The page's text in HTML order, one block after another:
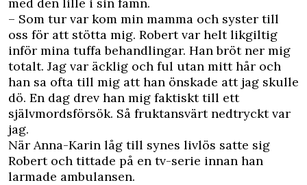
– Som tur var kom min mamma och syster till
oss för att stötta mig. Robert var helt likgiltig
inför mina tuffa behandlingar. Han bröt ner mig
totalt. Jag var äcklig och ful utan mitt hår och
han sa ofta till mig att han önskade att jag skulle
dö. En dag drev han mig faktiskt till ett
självmordsförsök. Så fruktansvärt nedtryckt var
jag.
När Anna-Karin låg till synes livlös satte sig
Robert och tittade på en tv-serie innan han
larmade ambulansen.